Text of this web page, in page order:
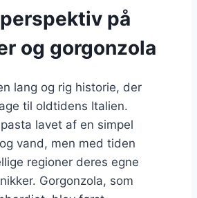
på
og gorgonzola
lang og rig historie, der
til oldtidens Italien.
lavet af en simpel
vand, men med tiden
regioner deres egne
Gorgonzola, som